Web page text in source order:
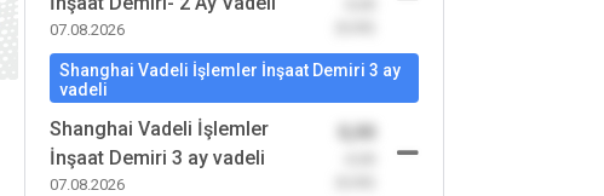
07.08.2026
Shanghai Vadeli İşlemler İnşaat Demiri 3 ay
vadeli
Shanghai Vadeli İşlemler
İnşaat Demiri 3 ay vadeli
07.08.2026
0,00